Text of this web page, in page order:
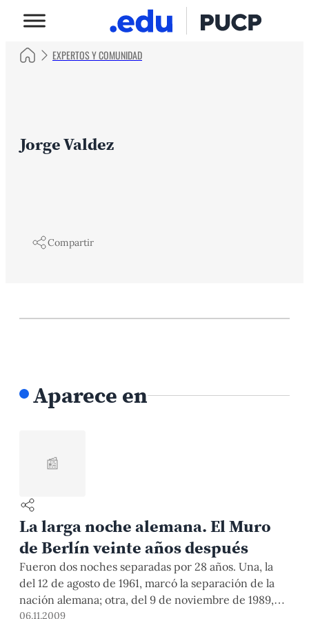
EXPERTOS Y COMUNIDAD
Jorge Valdez
Compartir
Aparece en
📰
La larga noche alemana. El Muro
de Berlín veinte años después
Fueron dos noches separadas por 28 años. Una, la
del 12 de agosto de 1961, marcó la separación de la
nación alemana; otra, del 9 de noviembre de 1989,
fue la de la tan ansiada unificación y el inicio de una
06.11.2009